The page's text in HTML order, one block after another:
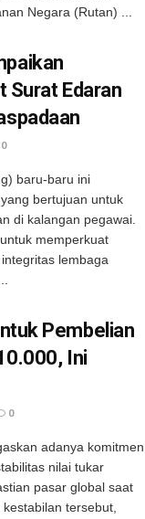
Negara (Rutan) ...
Surat Edaran
0
baru-baru ini
bertujuan untuk
di kalangan pegawai.
memperkuat
lembaga
Pembelian
Ini
0
adanya komitmen
nilai tukar
pasar global saat
tersebut,